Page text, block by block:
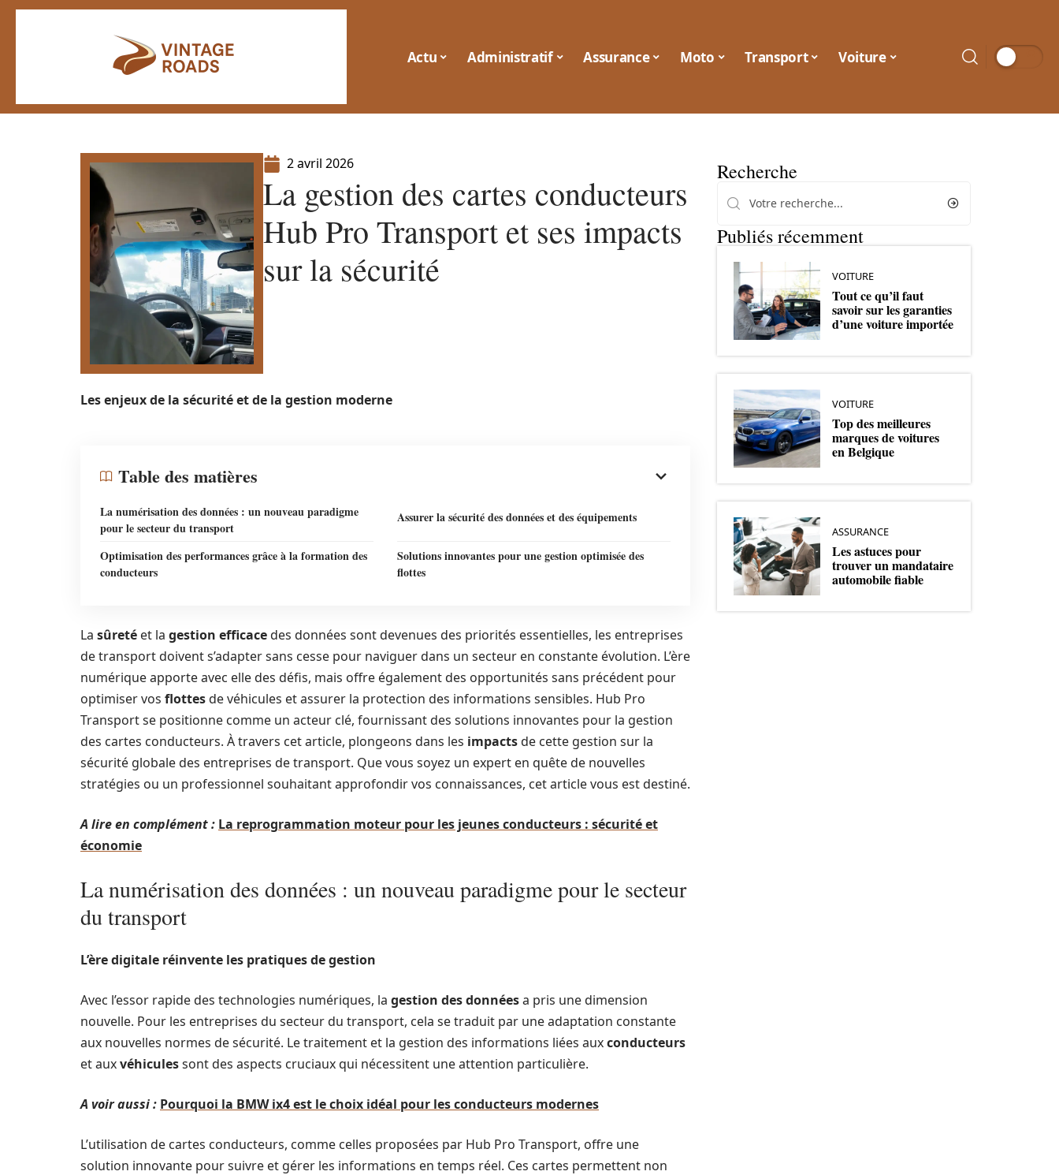
Actu Administratif Assurance Moto Transport Voiture
2 avril 2026
La gestion des cartes conducteurs
Hub Pro Transport et ses impacts
sur la sécurité
Les enjeux de la sécurité et de la gestion moderne
Table des matières
La numérisation des données : un nouveau paradigme
pour le secteur du transport
Assurer la sécurité des données et des équipements
Optimisation des performances grâce à la formation des
conducteurs
Solutions innovantes pour une gestion optimisée des
flottes
La sûreté et la gestion efficacedes données sont devenues des priorités essentielles, les entreprises
de transport doivent s’adapter sans cesse pour naviguer dans un secteur en constante évolution. L’ère
numérique apporte avec elle des défis, mais offre également des opportunités sans précédent pour
optimiser vos flottesde véhicules et assurer la protection des informations sensibles. Hub Pro
Transport se positionne comme un acteur clé, fournissant des solutions innovantes pour la gestion
des cartes conducteurs. À travers cet article, plongeons dans les impactsde cette gestion sur la
sécurité globale des entreprises de transport. Que vous soyez un expert en quête de nouvelles
stratégies ou un professionnel souhaitant approfondir vos connaissances, cet article vous est destiné.
A lire en complément : La reprogrammation moteur pour les jeunes conducteurs : sécurité et
économie
La numérisation des données : un nouveau paradigme pour le secteur
du transport
L’ère digitale réinvente les pratiques de gestion
Avec l’essor rapide des technologies numériques, la gestion des donnéesa pris une dimension
nouvelle. Pour les entreprises du secteur du transport, cela se traduit par une adaptation constante
aux nouvelles normes de sécurité. Le traitement et la gestion des informations liées auxconducteurs
et auxvéhiculessont des aspects cruciaux qui nécessitent une attention particulière.
A voir aussi : Pourquoi la BMW ix4 est le choix idéal pour les conducteurs modernes
L’utilisation de cartes conducteurs, comme celles proposées par Hub Pro Transport, offre une
solution innovante pour suivre et gérer les informations en temps réel. Ces cartes permettent non
Recherche
Publiés récemment
VOITURE
Tout ce qu’il faut
savoir sur les garanties
d’une voiture importée
VOITURE
Top des meilleures
marques de voitures
en Belgique
ASSURANCE
Les astuces pour
trouver un mandataire
automobile fiable